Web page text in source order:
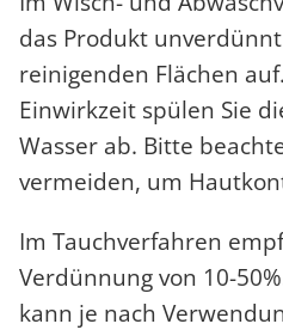
das Produkt
reinigenden Flächen
Einwirkzeit spülen Sie
Wasser ab. Bitte
vermeiden, um
Im Tauchverfahren
Verdünnung von 10-
kann je nach